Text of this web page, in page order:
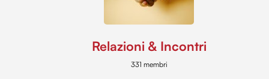
Relazioni & Incontri
331 membri